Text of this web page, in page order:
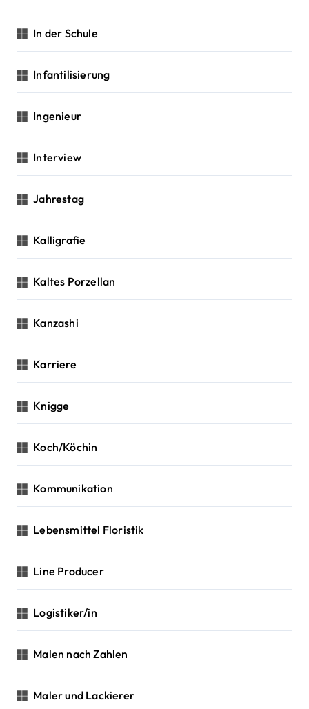
In der Schule
Infantilisierung
Ingenieur
Interview
Jahrestag
Kalligrafie
Kaltes Porzellan
Kanzashi
Karriere
Knigge
Koch/Köchin
Kommunikation
Lebensmittel Floristik
Line Producer
Logistiker/in
Malen nach Zahlen
Maler und Lackierer